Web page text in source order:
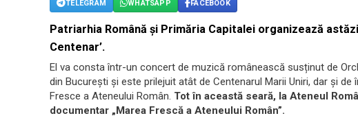
TELEGRAM WHATSAPP FACEBOOK
Patriarhia Română și Primăria Capitalei organizează
Centenar’.
El va consta într-un concert de muzică românească susținut de
din București şi este prilejuit atât de Centenarul Marii Uniri, dar şi de
Fresce a Ateneului Român. Tot în această seară, la Ateneul
documentar „Marea Frescă a Ateneului Român”.